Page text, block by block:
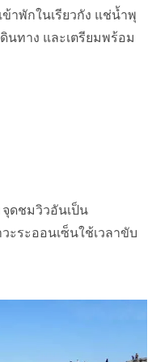
าพักในเรียวกัง แช่น้ำพุ
นทาง และเตรียมพร้อม
ดชมวิวอันเป็น
ระออนเซ็นใช้เวลาขับ